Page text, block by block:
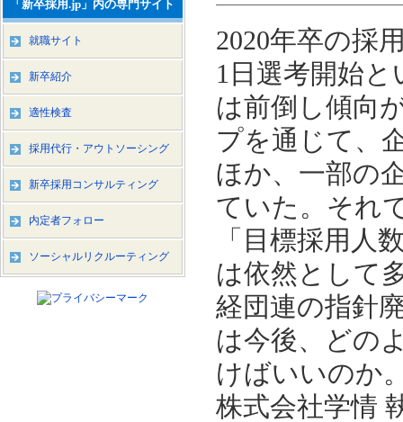
2020年卒の採
1日選考開始
は前倒し傾向
プを通じて、
ほか、一部の
ていた。それ
「目標採用人
は依然として
経団連の指針
は今後、どの
けばいいのか
株式会社学情
「新卒採用.jp」内の専門サイト
就職サイト
新卒紹介
適性検査
採用代行・アウトソーシング
新卒採用コンサルティング
内定者フォロー
ソーシャルリクルーティング